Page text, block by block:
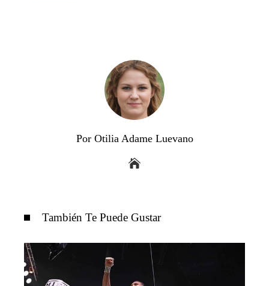
Por Otilia Adame Luevano
También Te Puede Gustar